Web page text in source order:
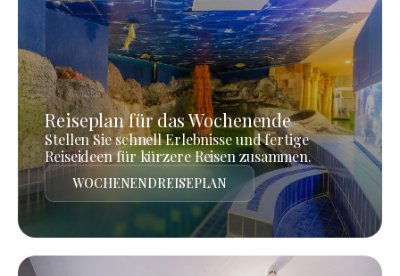
Reiseplan für das Wochenende
Stellen Sie schnell Erlebnisse und fertige
Reiseideen für kürzere Reisen zusammen.
WOCHENENDREISEPLAN